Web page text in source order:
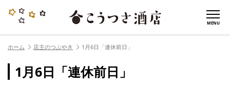
MENU
ホーム 店主のつぶやき 1月6日「連休前日」
1月6日「連休前日」